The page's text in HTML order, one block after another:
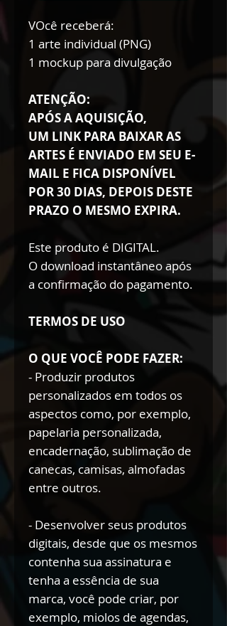
VOcê receberá:
1 arte individual (PNG)
1 mockup para divulgação
ATENÇÃO:
APÓS A AQUISIÇÃO,
UM LINK PARA BAIXAR AS
ARTES É ENVIADO EM SEU E-
MAIL E FICA DISPONÍVEL
POR 30 DIAS, DEPOIS DESTE
PRAZO O MESMO EXPIRA.
Este produto é DIGITAL.
O download instantâneo após
a confirmação do pagamento.
TERMOS DE USO
O QUE VOCÊ PODE FAZER:
- Produzir produtos
personalizados em todos os
aspectos como, por exemplo,
papelaria personalizada,
encadernação, sublimação de
canecas, camisas, almofadas
entre outros.
- Desenvolver seus produtos
digitais, desde que os mesmos
contenha sua assinatura e
tenha a essência de sua
marca, você pode criar, por
exemplo, miolos de agendas,